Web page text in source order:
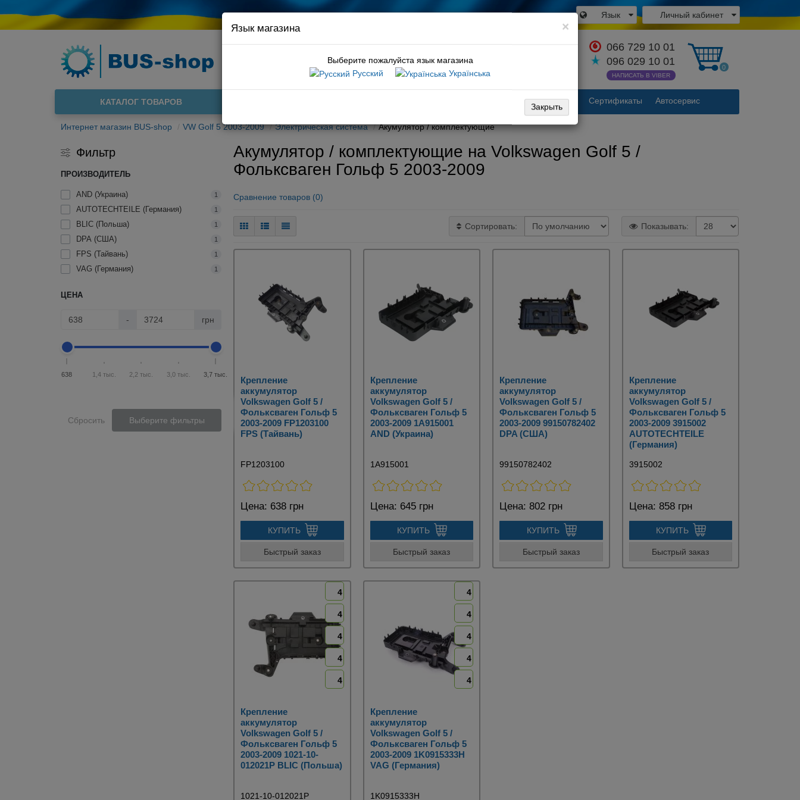
Личный кабинет
Язык
066 729 10 01
096 029 10 01
НАПИСАТЬ В VIBER
0
тормозные колодки caddy
Новости / статьи Контакты Сертификаты Автосервис
О нас
КАТАЛОГ ТОВАРОВ
Интернет магазин BUS-shop VW Golf 5 2003-2009 Электрическая система Акумулятор / комплектующие
Фильтр
ПРОИЗВОДИТЕЛЬ
AND (Украина) 1
AUTOTECHTEILE (Германия) 1
BLIC (Польша) 1
DPA (США) 1
FPS (Тайвань) 1
VAG (Германия) 1
ЦЕНА
- грн
638 1,4 тыс. 2,2 тыс. 3,0 тыс. 3,7 тыс.
Сбросить Выберите фильтры
×
Язык магазина
Выберите пожалуйста язык магазина
Русский
Українська
Закрыть
Акумулятор / комплектующие на Volkswagen Golf 5 /
Фольксваген Гольф 5 2003-2009
Сравнение товаров (0)
Сортировать: Показывать:
Крепление
аккумулятор
Volkswagen Golf 5 /
Фольксваген Гольф 5
2003-2009 FP1203100
FPS (Тайвань)
FP1203100
Цена: 638 грн
КУПИТЬ
Быстрый заказ
Крепление
аккумулятор
Volkswagen Golf 5 /
Фольксваген Гольф 5
2003-2009 1A915001
AND (Украина)
1A915001
Цена: 645 грн
КУПИТЬ
Быстрый заказ
Крепление
аккумулятор
Volkswagen Golf 5 /
Фольксваген Гольф 5
2003-2009 99150782402
DPA (США)
99150782402
Цена: 802 грн
КУПИТЬ
Быстрый заказ
Крепление
аккумулятор
Volkswagen Golf 5 /
Фольксваген Гольф 5
2003-2009 3915002
AUTOTECHTEILE
(Германия)
3915002
Цена: 858 грн
КУПИТЬ
Быстрый заказ
4
4
4
4
4
Крепление
аккумулятор
Volkswagen Golf 5 /
Фольксваген Гольф 5
2003-2009 1021-10-
012021P BLIC (Польша)
1021-10-012021P
4
4
4
4
4
Крепление
аккумулятор
Volkswagen Golf 5 /
Фольксваген Гольф 5
2003-2009 1K0915333H
VAG (Германия)
1K0915333H